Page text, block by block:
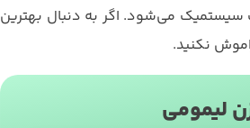
سیستمیک می‌شود. اگر به دنبال بهترین
نکنید.
لیمومی